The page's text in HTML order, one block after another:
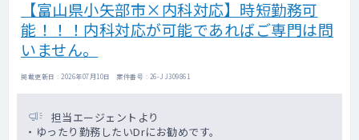
【富山県小矢部市×内科対応】時短勤務可
能！！！内科対応が可能であればご専門は問
いません。
掲載更新日 : 2026年07月10日 案件番号 : 26-JJ309861
担当エージェントより
・ゆったり勤務したいDrにお勧めです。